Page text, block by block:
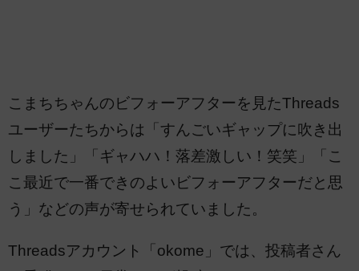
こまちちゃんのビフォーアフターを見たThreads
ユーザーたちからは「すんごいギャップに吹き出
しました」「ギャハハ！落差激しい！笑笑」「こ
こ最近で一番できのよいビフォーアフターだと思
う」などの声が寄せられていました。
Threadsアカウント「okome」では、投稿者さん